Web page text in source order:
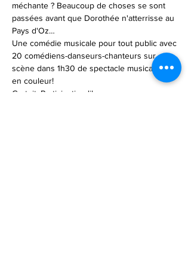
méchante ? Beaucoup de choses se sont
passées avant que Dorothée n'atterrisse au
Pays d'Oz…
Une comédie musicale pour tout public avec
20 comédiens-danseurs-chanteurs sur
scène dans 1h30 de spectacle musical haut
en couleur!
Gratuit. Participation libre.